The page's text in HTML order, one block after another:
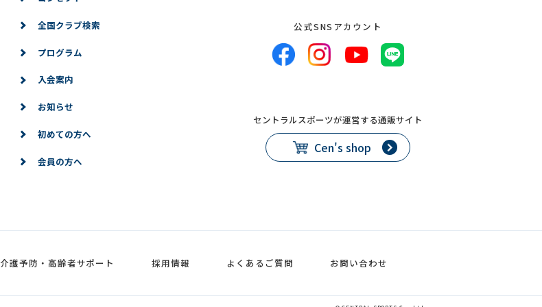
全国クラブ検索
プログラム
入会案内
お知らせ
初めての方へ
会員の方へ
公式SNSアカウント
セントラルスポーツが運営する通販サイト
Cen's shop
介護予防・高齢者サポート 採用情報 よくあるご質問 お問い合わせ